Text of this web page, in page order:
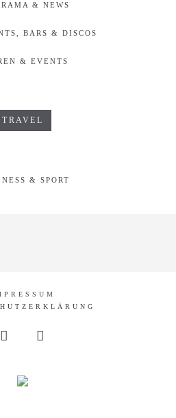
& NEWS
BARS & DISCOS
& EVENTS
TRAVEL
& SPORT